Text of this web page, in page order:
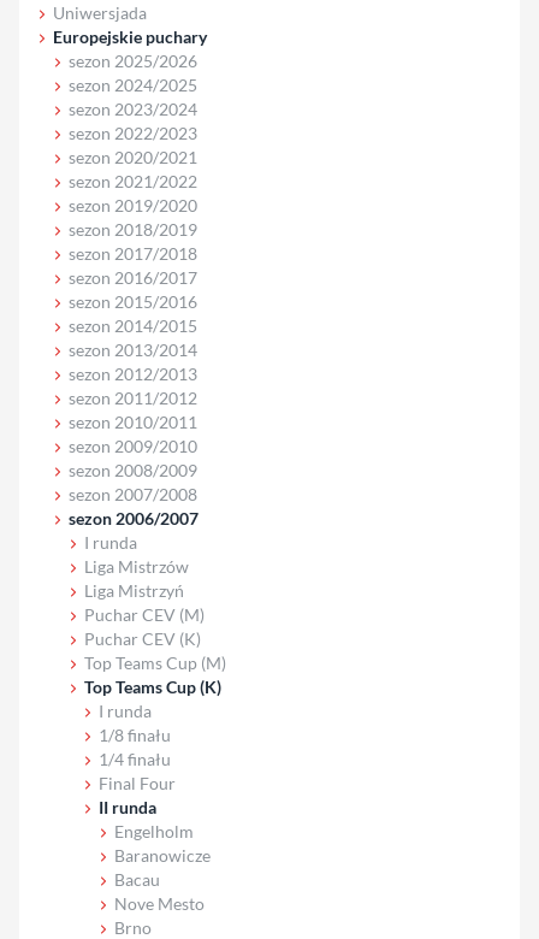
Uniwersjada
Europejskie puchary
sezon 2025/2026
sezon 2024/2025
sezon 2023/2024
sezon 2022/2023
sezon 2020/2021
sezon 2021/2022
sezon 2019/2020
sezon 2018/2019
sezon 2017/2018
sezon 2016/2017
sezon 2015/2016
sezon 2014/2015
sezon 2013/2014
sezon 2012/2013
sezon 2011/2012
sezon 2010/2011
sezon 2009/2010
sezon 2008/2009
sezon 2007/2008
sezon 2006/2007
I runda
Liga Mistrzów
Liga Mistrzyń
Puchar CEV (M)
Puchar CEV (K)
Top Teams Cup (M)
Top Teams Cup (K)
I runda
1/8 finału
1/4 finału
Final Four
II runda
Engelholm
Baranowicze
Bacau
Nove Mesto
Brno